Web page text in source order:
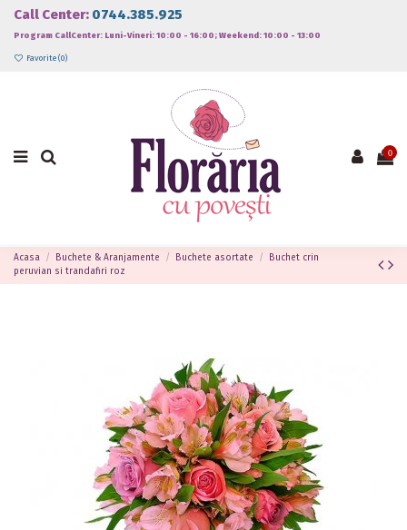
Call Center: 0744.385.925
Program CallCenter: Luni-Vineri: 10:00 - 16:00; Weekend: 10:00 - 13:00
Favorite (0)
0
Acasa Buchete & Aranjamente Buchete asortate
Buchet crin
peruvian si trandafiri roz